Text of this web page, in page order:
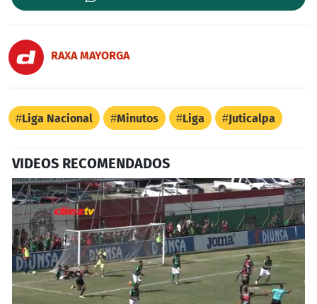
RAXA MAYORGA
Liga Nacional Minutos Liga Juticalpa
VIDEOS RECOMENDADOS